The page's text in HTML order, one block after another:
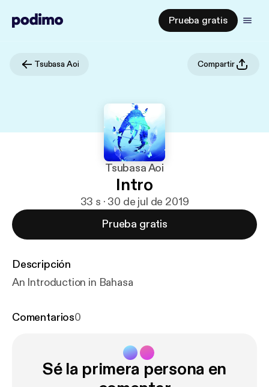
Prueba gratis
Tsubasa Aoi Compartir
Tsubasa Aoi
Intro
33 s · 30 de jul de 2019
Prueba gratis
Descripción
An Introduction in Bahasa
Comentarios0
Sé la primera persona en